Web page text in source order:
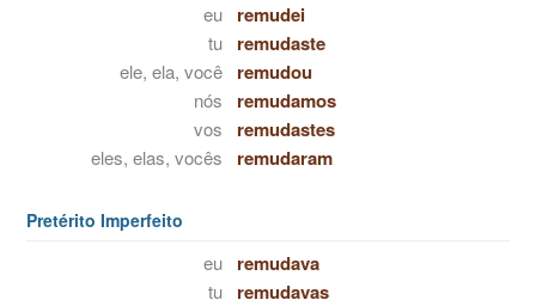
eu remudei
tu remudaste
ele, ela, você remudou
nós remudamos
vos remudastes
eles, elas, vocês remudaram
Pretérito Imperfeito
eu remudava
tu remudavas